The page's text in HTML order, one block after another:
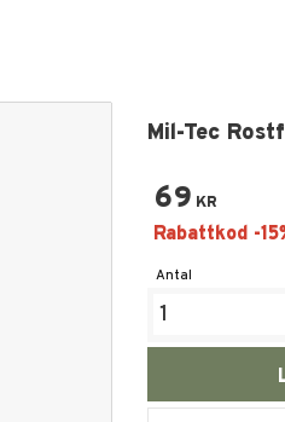
Mil-Tec
69 KR
Antal